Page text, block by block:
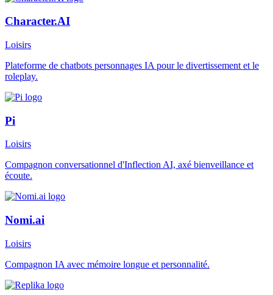
Character.AI
Loisirs
Plateforme de chatbots personnages IA pour le divertissement et le
roleplay.
Pi
Loisirs
Compagnon conversationnel d'Inflection AI, axé bienveillance et
écoute.
Nomi.ai
Loisirs
Compagnon IA avec mémoire longue et personnalité.